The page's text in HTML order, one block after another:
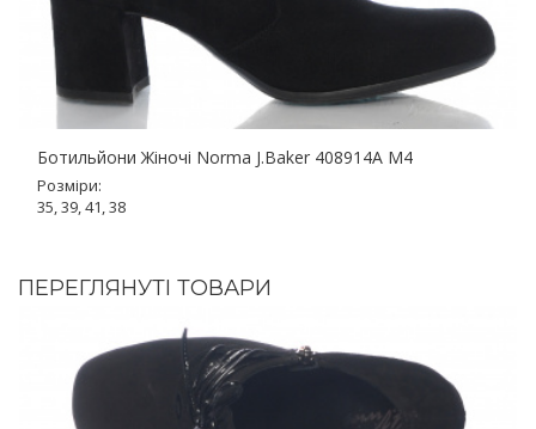
Ботильйони Жіночі Norma J.Baker 408914A M4
Розміри:
35, 39, 41, 38
ПЕРЕГЛЯНУТІ ТОВАРИ